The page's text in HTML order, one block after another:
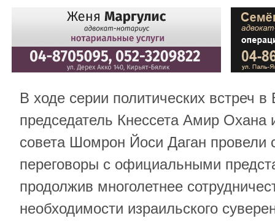
В ходе серии политических встреч в
председатель Кнессета Амир Охана
совета Шомрон Йоси Даган провели
переговоры с официальными
продолжив многолетнее
необходимости израильского